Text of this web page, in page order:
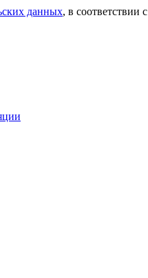
данных, в соответствии с